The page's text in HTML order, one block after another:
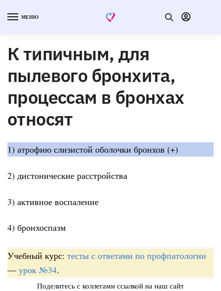
МЕНЮ
К типичным, для
пылевого бронхита,
процессам в бронхах
относят
1) атрофию слизистой оболочки бронхов (+)
2) дистонические расстройства
3) активное воспаление
4) бронхоспазм
Учебный курс: тесты с ответами по профпатологии
— урок №34.
Поделитесь с коллегами ссылкой на наш сайт